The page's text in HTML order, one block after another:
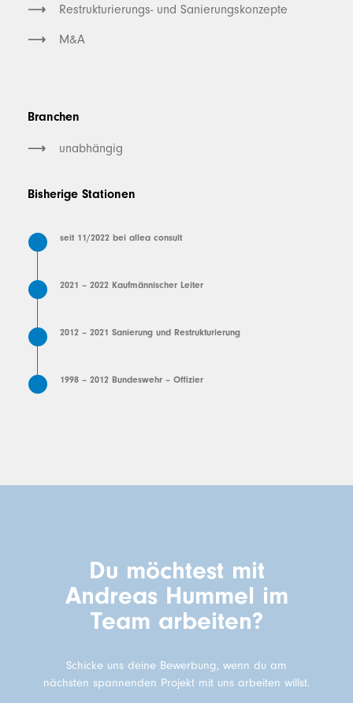
Restrukturierungs- und Sanierungskonzepte
M&A
Branchen
unabhängig
Bisherige Stationen
seit 11/2022 bei allea consult
2021 – 2022 Kaufmännischer Leiter
2012 – 2021 Sanierung und Restrukturierung
1998 – 2012 Bundeswehr – Offizier
Du möchtest mit
Andreas Hummel im
Team arbeiten?
Schicke uns deine Bewerbung, wenn du am
nächsten spannenden Projekt mit uns arbeiten willst.